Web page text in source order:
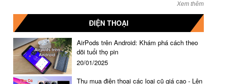
Xem thêm
ĐIỆN THOẠI
AirPods trên Android: Khám phá cách theo
dõi tuổi thọ pin
20/01/2025
Thu mua điện thoại các loại cũ giá cao - Lên